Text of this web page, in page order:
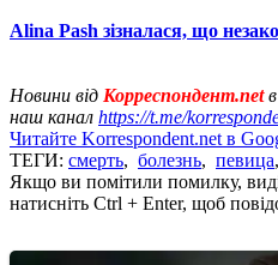
Alina Pash зізналася, що
Новини від Корреспондент.net
наш канал https://t.me/
Читайте Korrespondent.net в
ТЕГИ: смерть, болезнь, певица,
Якщо ви помітили помилку,
натисніть Ctrl + Enter, щоб